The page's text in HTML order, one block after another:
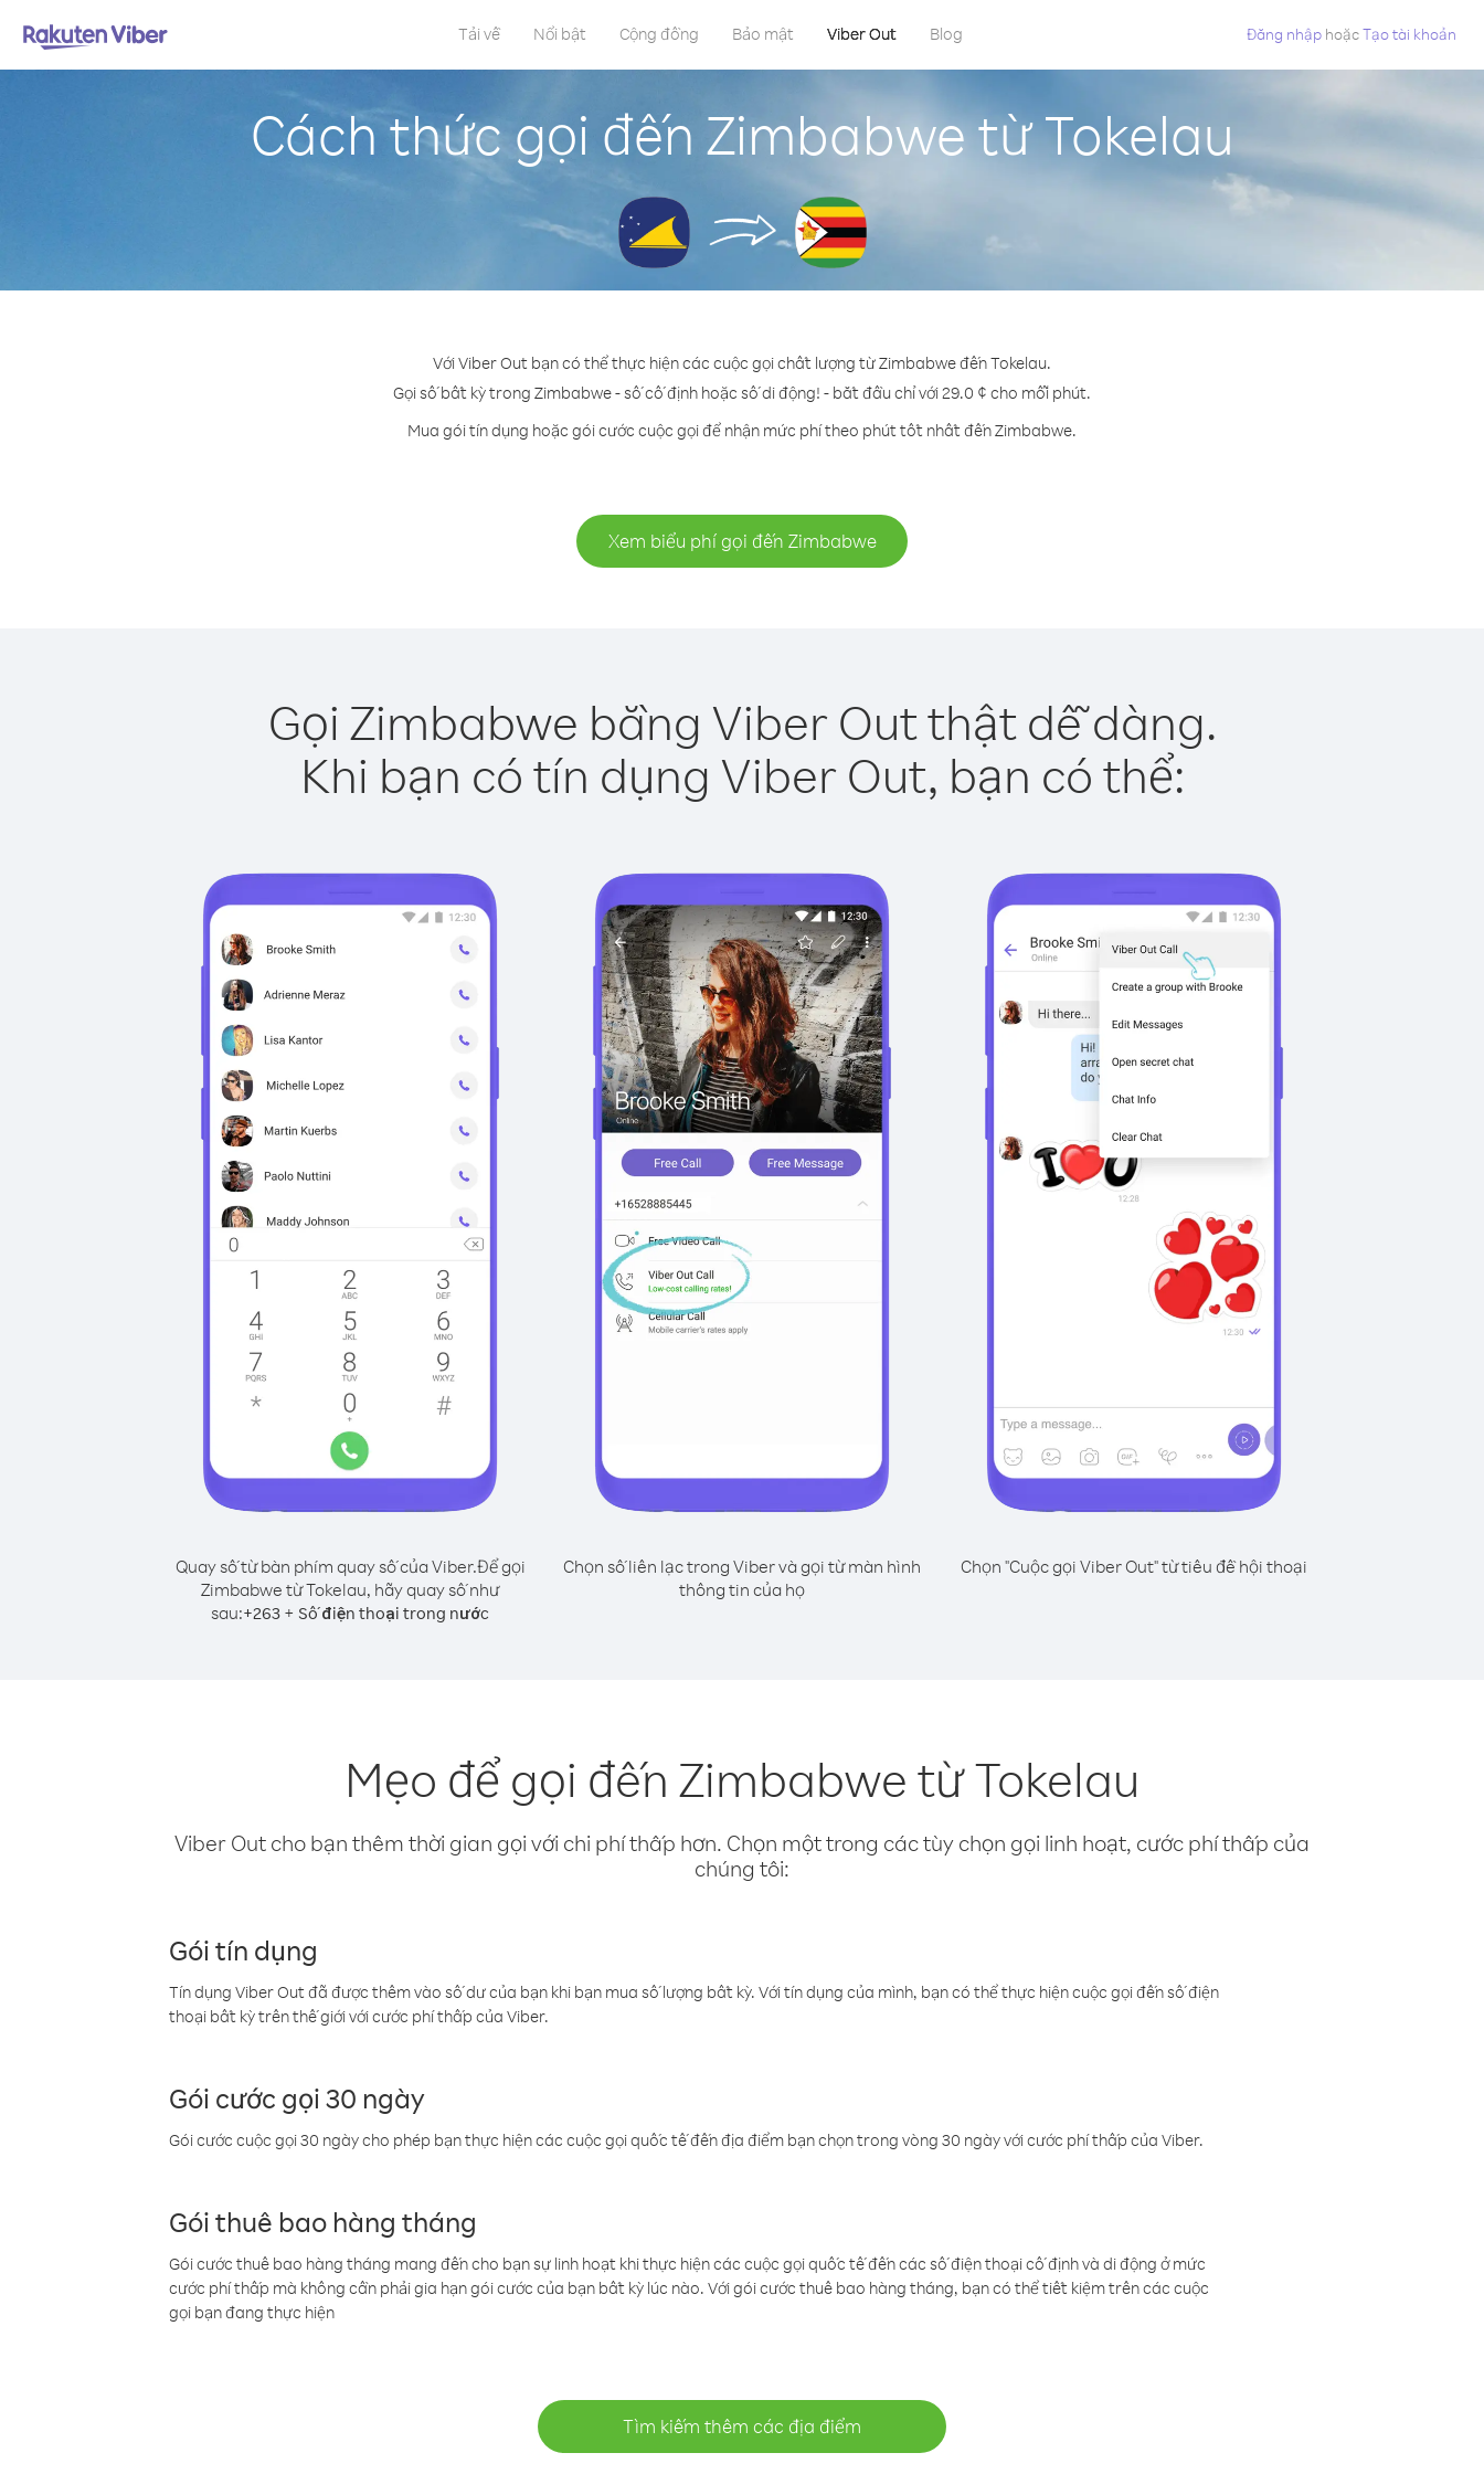
Tải về Nổi bật Cộng đồng Bảo mật Viber Out Blog Đăng nhập hoặcTạo tài khoản
Cách thức gọi đến Zimbabwe từ Tokelau
Với Viber Out bạn có thể thực hiện các cuộc gọi chất lượng từ Zimbabwe đến Tokelau.
Gọi số bất kỳ trong Zimbabwe - số cố định hoặc số di động! - bắt đầu chỉ với 29.0 ¢ cho mỗi phút.
Mua gói tín dụng hoặc gói cước cuộc gọi để nhận mức phí theo phút tốt nhất đến Zimbabwe.
Xem biểu phí gọi đến Zimbabwe
Gọi Zimbabwe bằng Viber Out thật dễ dàng.
Khi bạn có tín dụng Viber Out, bạn có thể:
Quay số từ bàn phím quay số của Viber.Để gọi
Zimbabwe từ Tokelau, hãy quay số như
sau:+263 + Số điện thoại trong nước
Chọn số liên lạc trong Viber và gọi từ màn hình
thông tin của họ
Chọn "Cuộc gọi Viber Out" từ tiêu đề hội thoại
Mẹo để gọi đến Zimbabwe từ Tokelau
Viber Out cho bạn thêm thời gian gọi với chi phí thấp hơn. Chọn một trong các tùy chọn gọi linh hoạt, cước phí thấp của
chúng tôi:
Gói tín dụng
Tín dụng Viber Out đã được thêm vào số dư của bạn khi bạn mua số lượng bất kỳ. Với tín dụng của mình, bạn có thể thực hiện cuộc gọi đến số điện
thoại bất kỳ trên thế giới với cước phí thấp của Viber.
Gói cước gọi 30 ngày
Gói cước cuộc gọi 30 ngày cho phép bạn thực hiện các cuộc gọi quốc tế đến địa điểm bạn chọn trong vòng 30 ngày với cước phí thấp của Viber.
Gói thuê bao hàng tháng
Gói cước thuê bao hàng tháng mang đến cho bạn sự linh hoạt khi thực hiện các cuộc gọi quốc tế đến các số điện thoại cố định và di động ở mức
cước phí thấp mà không cần phải gia hạn gói cước của bạn bất kỳ lúc nào. Với gói cước thuê bao hàng tháng, bạn có thể tiết kiệm trên các cuộc
gọi bạn đang thực hiện
Tìm kiếm thêm các địa điểm